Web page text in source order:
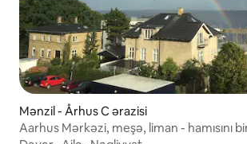
Mənzil - Århus C ərazisi
Aarhus Mərkəzi, meşə, liman - hamısını